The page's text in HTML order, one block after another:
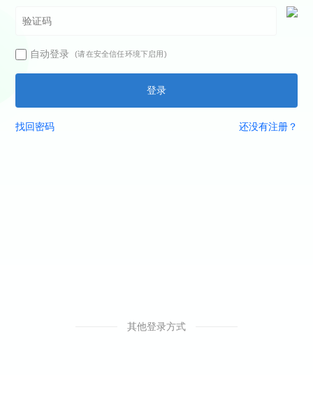
自动登录 (请在安全信任环境下启用)
登录
找回密码 还没有注册？
其他登录方式